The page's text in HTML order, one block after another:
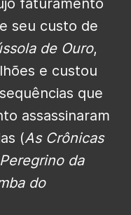
faturamento
seu custo de
de Ouro,
e custou
que
assassinaram
(As Crônicas
da
do